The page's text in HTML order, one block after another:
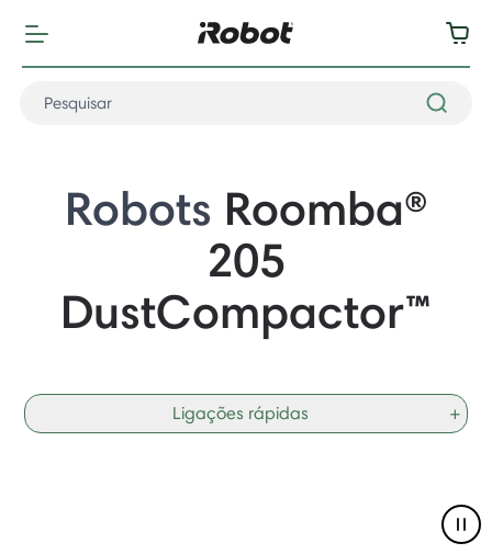
Robots Roomba®
205
DustCompactor™
Ligações rápidas +